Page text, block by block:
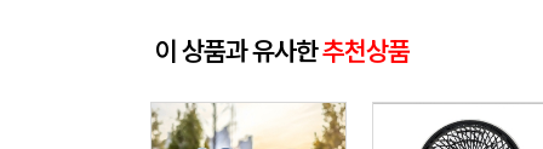
이 상품과 유사한추천상품